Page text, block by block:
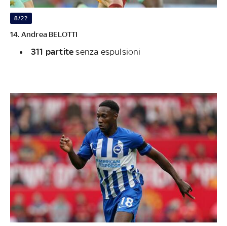
8/22
14. Andrea BELOTTI
311 partite senza espulsioni